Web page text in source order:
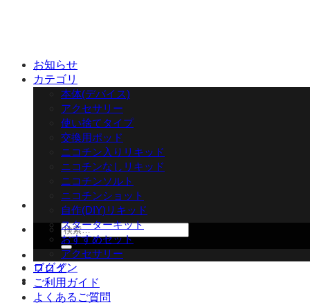
検
索
対
象:
ログイン
お知らせ
カテゴリ
本体(デバイス)
アクセサリー
使い捨てタイプ
交換用ポッド
ニコチン入りリキッド
ニコチンなしリキッド
ニコチンソルト
ニコチンショット
自作(DIY)リキッド
スターターキット
おすすめセット
アクセサリー
ブログ
ご利用ガイド
よくあるご質問